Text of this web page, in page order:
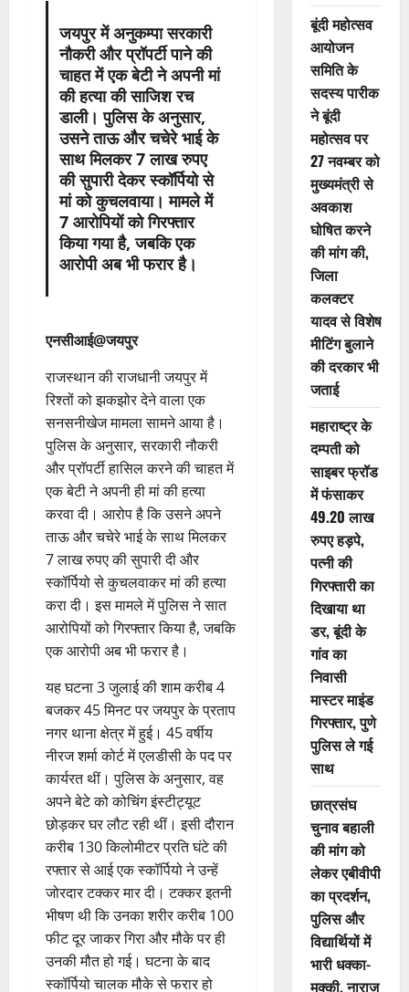
जयपुर में अनुकम्पा सरकारी
नौकरी और प्रॉपर्टी पाने की
चाहत में एक बेटी ने अपनी मां
की हत्या की साजिश रच
डाली। पुलिस के अनुसार,
उसने ताऊ और चचेरे भाई के
साथ मिलकर 7 लाख रुपए
की सुपारी देकर स्कॉर्पियो से
मां को कुचलवाया। मामले में
7 आरोपियों को गिरफ्तार
किया गया है, जबकि एक
आरोपी अब भी फरार है।
एनसीआई@जयपुर
राजस्थान की राजधानी जयपुर में
रिश्तों को झकझोर देने वाला एक
सनसनीखेज मामला सामने आया है।
पुलिस के अनुसार, सरकारी नौकरी
और प्रॉपर्टी हासिल करने की चाहत में
एक बेटी ने अपनी ही मां की हत्या
करवा दी। आरोप है कि उसने अपने
ताऊ और चचेरे भाई के साथ मिलकर
7 लाख रुपए की सुपारी दी और
स्कॉर्पियो से कुचलवाकर मां की हत्या
करा दी। इस मामले में पुलिस ने सात
आरोपियों को गिरफ्तार किया है, जबकि
एक आरोपी अब भी फरार है।
यह घटना 3 जुलाई की शाम करीब 4
बजकर 45 मिनट पर जयपुर के प्रताप
नगर थाना क्षेत्र में हुई।‌ 45 वर्षीय
नीरज शर्मा कोर्ट में एलडीसी के पद पर
कार्यरत थीं‌। पुलिस के अनुसार, वह
अपने बेटे को कोचिंग इंस्टीट्यूट
छोड़कर घर लौट रही थीं। इसी दौरान
करीब 130 किलोमीटर प्रति घंटे की
रफ्तार से आई एक स्कॉर्पियो ने उन्हें
जोरदार टक्कर मार दी। टक्कर इतनी
भीषण थी कि उनका शरीर करीब 100
फीट दूर जाकर गिरा और मौके पर ही
उनकी मौत हो गई। घटना के बाद
स्कॉर्पियो चालक मौके से फरार हो
बूंदी महोत्सव
आयोजन
समिति के
सदस्य पारीक
ने बूंदी
महोत्सव पर
27 नवम्बर को
मुख्यमंत्री से
अवकाश
घोषित करने
की मांग की,
जिला
कलक्टर
यादव से विशेष
मीटिंग बुलाने
की दरकार भी
जताई
महाराष्ट्र के
दम्पती को
साइबर फ्रॉड
में फंसाकर
49.20 लाख
रुपए हड़पे,
पत्नी की
गिरफ्तारी का
दिखाया था
डर, बूंदी के
गांव का
निवासी
मास्टर माइंड
गिरफ्तार, पुणे
पुलिस ले गई
साथ
छात्रसंघ
चुनाव बहाली
की मांग को
लेकर एबीवीपी
का प्रदर्शन,
पुलिस और
विद्यार्थियों में
भारी धक्का-
मुक्की, नाराज